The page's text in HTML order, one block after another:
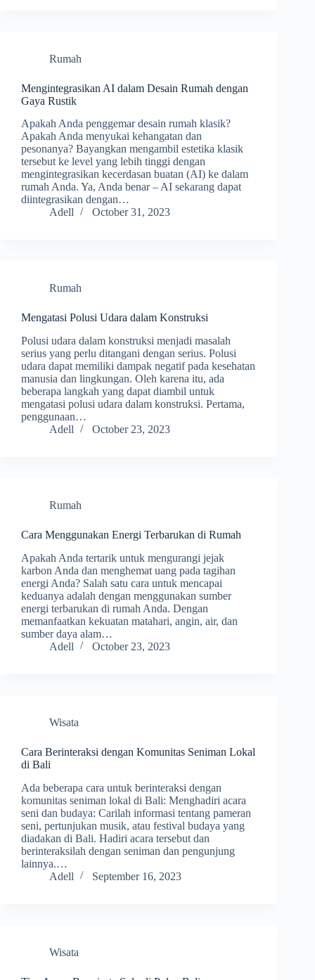
Rumah
Mengintegrasikan AI dalam Desain Rumah dengan
Gaya Rustik
Apakah Anda penggemar desain rumah klasik?
Apakah Anda menyukai kehangatan dan
pesonanya? Bayangkan mengambil estetika klasik
tersebut ke level yang lebih tinggi dengan
mengintegrasikan kecerdasan buatan (AI) ke dalam
rumah Anda. Ya, Anda benar – AI sekarang dapat
diintegrasikan dengan…
Adell
October 31, 2023
Rumah
Mengatasi Polusi Udara dalam Konstruksi
Polusi udara dalam konstruksi menjadi masalah
serius yang perlu ditangani dengan serius. Polusi
udara dapat memiliki dampak negatif pada kesehatan
manusia dan lingkungan. Oleh karena itu, ada
beberapa langkah yang dapat diambil untuk
mengatasi polusi udara dalam konstruksi. Pertama,
penggunaan…
Adell
October 23, 2023
Rumah
Cara Menggunakan Energi Terbarukan di Rumah
Apakah Anda tertarik untuk mengurangi jejak
karbon Anda dan menghemat uang pada tagihan
energi Anda? Salah satu cara untuk mencapai
keduanya adalah dengan menggunakan sumber
energi terbarukan di rumah Anda. Dengan
memanfaatkan kekuatan matahari, angin, air, dan
sumber daya alam…
Adell
October 23, 2023
Wisata
Cara Berinteraksi dengan Komunitas Seniman Lokal
di Bali
Ada beberapa cara untuk berinteraksi dengan
komunitas seniman lokal di Bali: Menghadiri acara
seni dan budaya: Carilah informasi tentang pameran
seni, pertunjukan musik, atau festival budaya yang
diadakan di Bali. Hadiri acara tersebut dan
berinteraksilah dengan seniman dan pengunjung
lainnya.…
Adell
September 16, 2023
Wisata